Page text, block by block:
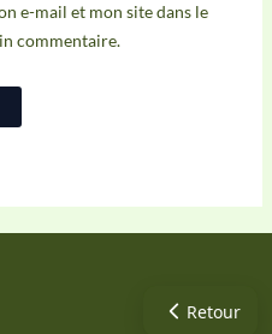
e-mail et mon site dans le
commentaire.
Retour